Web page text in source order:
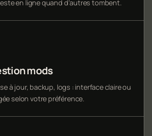
en ligne quand d'autres tombent.
mods
à jour, backup, logs : interface claire ou
selon votre préférence.